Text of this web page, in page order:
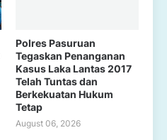
Polres Pasuruan
Tegaskan Penanganan
Kasus Laka Lantas 2017
Telah Tuntas dan
Berkekuatan Hukum
Tetap
August 06, 2026